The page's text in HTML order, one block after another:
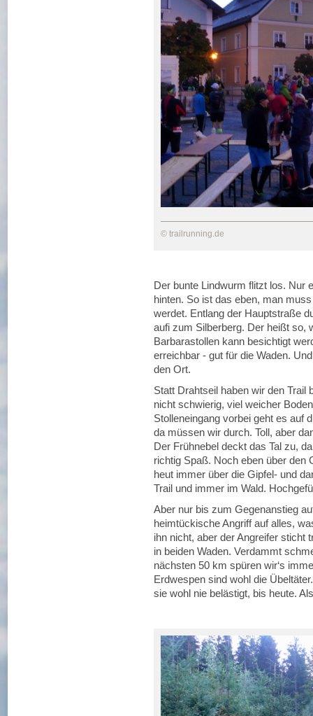
© trailrunning.de
Der bunte Lindwurm flitzt los. Nur
hinten. So ist das eben, man
werdet. Entlang der Hauptstraße
aufi zum Silberberg. Der heißt so,
Barbarastollen kann besichtigt
erreichbar - gut für die Waden.
den Ort.
Statt Drahtseil haben wir den
nicht schwierig, viel weicher
Stolleneingang vorbei geht es auf
da müssen wir durch. Toll, aber
Der Frühnebel deckt das Tal zu,
richtig Spaß. Noch eben über den
heut immer über die Gipfel- und
Trail und immer im Wald.
Aber nur bis zum Gegenanstieg
heimtückische Angriff auf alles,
ihn nicht, aber der Angreifer sticht
in beiden Waden. Verdammt
nächsten 50 km spüren wir‘s
Erdwespen sind wohl die
sie wohl nie belästigt, bis heute.